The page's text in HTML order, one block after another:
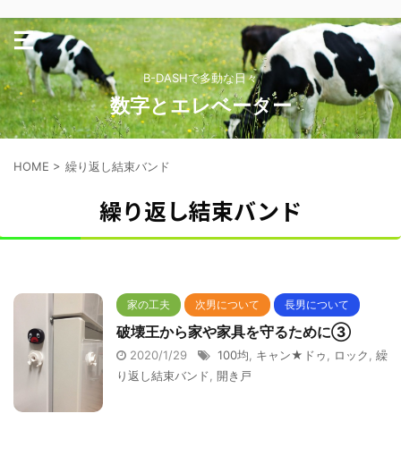
B-DASHで多動な日々
数字とエレベーター
HOME > 繰り返し結束バンド
繰り返し結束バンド
家の工夫 次男について 長男について
破壊王から家や家具を守るために③
2020/1/29 100均 キャン★ドゥ ロック
繰
り返し結束バンド
開き戸